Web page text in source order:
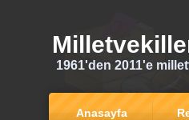
1961'den 2011'e
Anasayfa